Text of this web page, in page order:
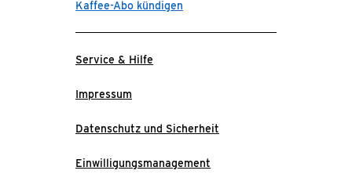
Kaffee-Abo kündigen
Service & Hilfe
Impressum
Datenschutz und Sicherheit
Einwilligungsmanagement